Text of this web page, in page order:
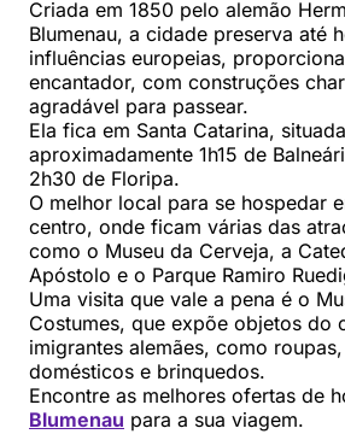
Criada em 1850 pelo alemão
Blumenau, a cidade preserva até
influências europeias,
encantador, com construções
agradável para passear.
Ela fica em Santa Catarina,
aproximadamente 1h15 de
2h30 de Floripa.
O melhor local para se hospedar
centro, onde ficam várias das
como o Museu da Cerveja, a
Apóstolo e o Parque Ramiro
Uma visita que vale a pena é o
Costumes, que expõe objetos do
imigrantes alemães, como
domésticos e brinquedos.
Encontre as melhores ofertas de
Blumenau para a sua viagem.